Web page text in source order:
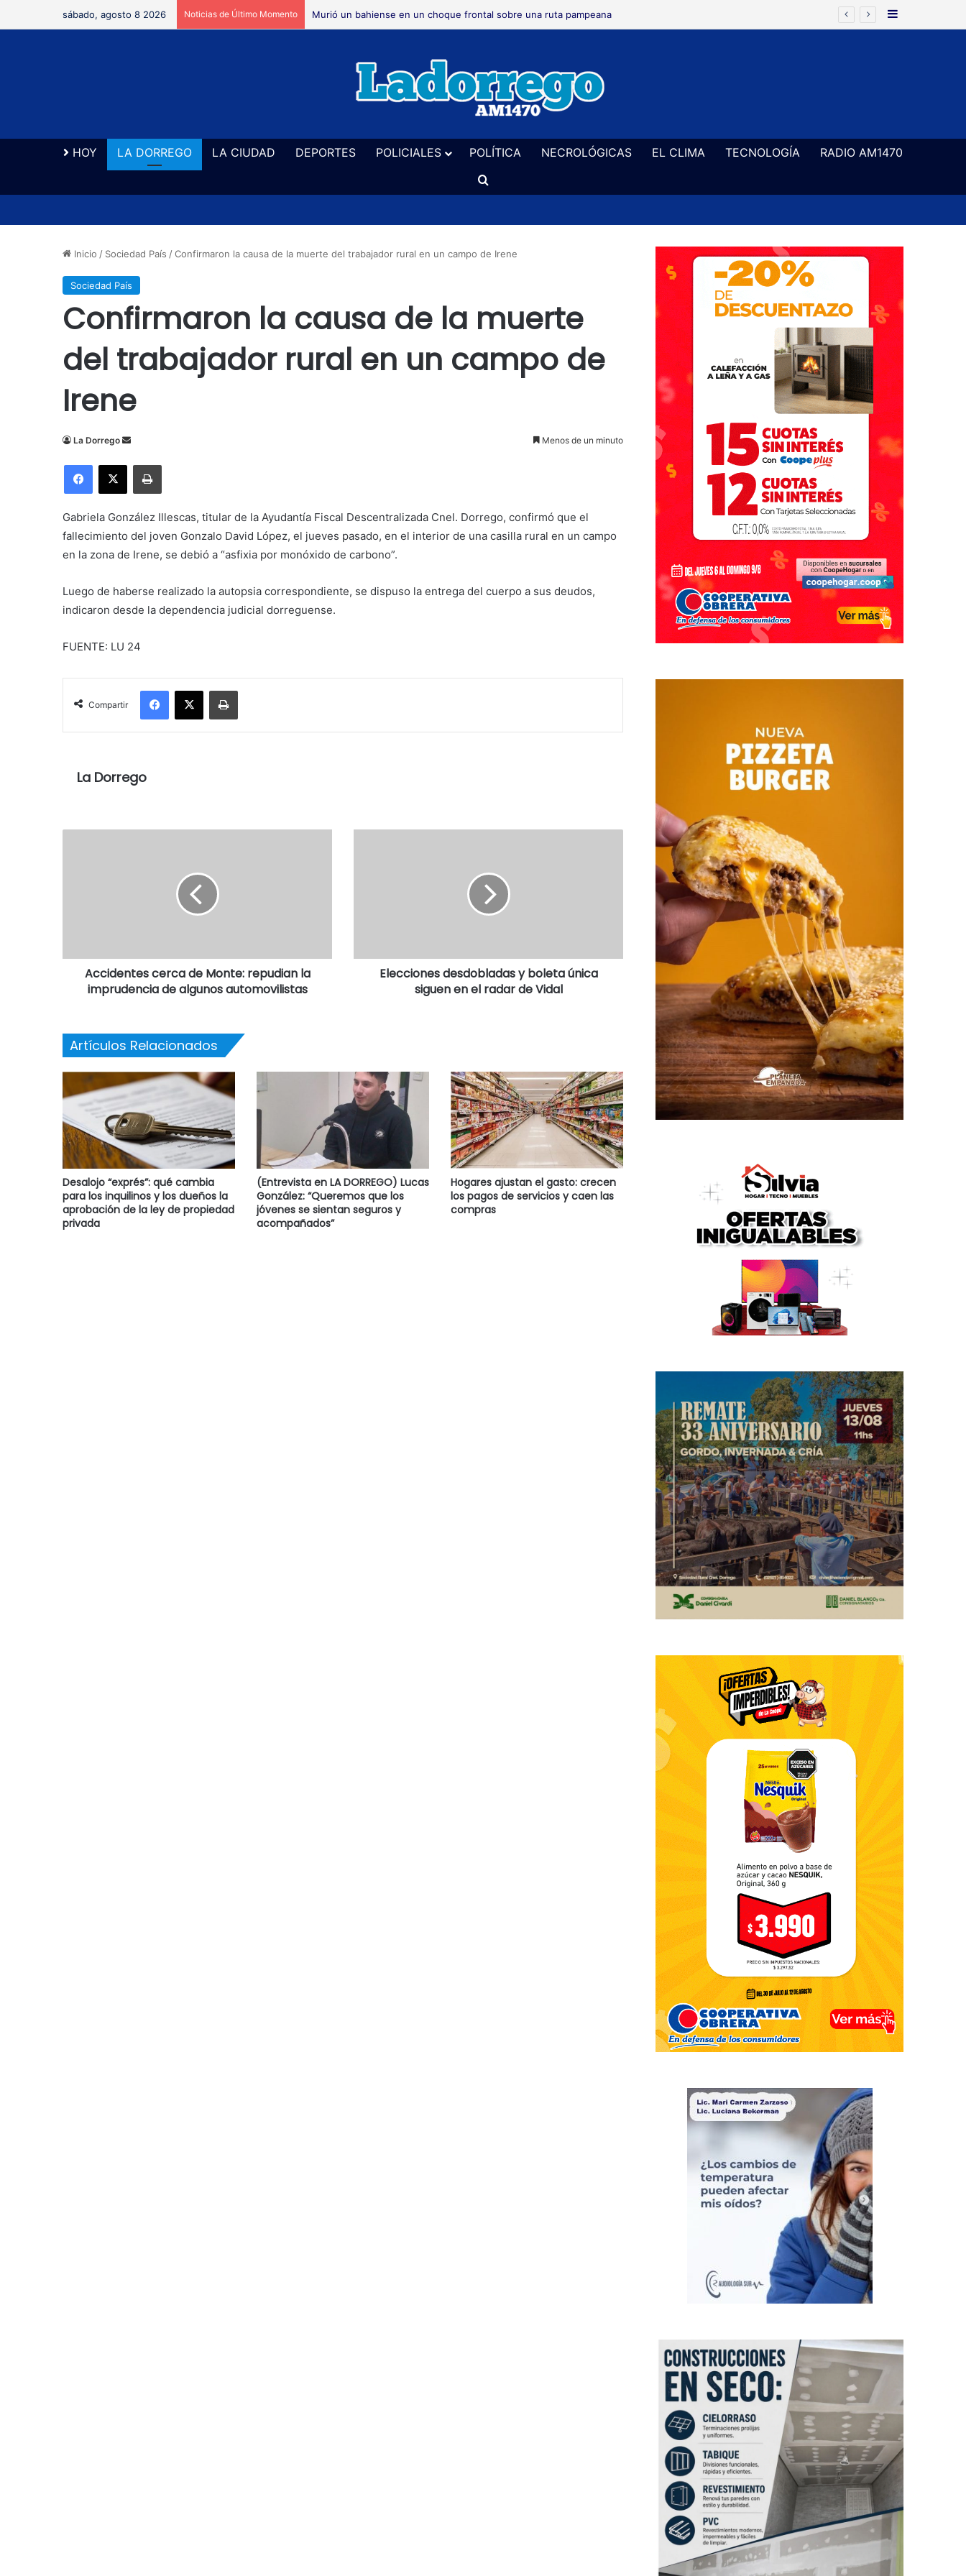
sábado, agosto 8 2026 Noticias de Último Momento Murió un bahiense en un choque frontal sobre una ruta pampeana Barra Lateral
HOY LA DORREGO LA CIUDAD DEPORTES POLICIALES POLÍTICA NECROLÓGICAS EL CLIMA TECNOLOGÍA
RADIO AM1470
Buscar
Inicio / Sociedad País /Confirmaron la causa de la muerte del trabajador rural en un campo de Irene
Sociedad País
Confirmaron la causa de la muerte
del trabajador rural en un campo de
Irene
La Dorrego
Send
email
Menos de un minuto
Facebook
X Imprimir
Gabriela González Illescas, titular de la Ayudantía Fiscal Descentralizada Cnel. Dorrego, confirmó que el
fallecimiento del joven Gonzalo David López, el jueves pasado, en el interior de una casilla rural en un campo
en la zona de Irene, se debió a “asfixia por monóxido de carbono”.
Luego de haberse realizado la autopsia correspondiente, se dispuso la entrega del cuerpo a sus deudos,
indicaron desde la dependencia judicial dorreguense.
FUENTE: LU 24
Compartir
Facebook
X Imprimir
La Dorrego
Accidentes cerca de Monte: repudian la
imprudencia de algunos automovilistas
Elecciones desdobladas y boleta única
siguen en el radar de Vidal
Artículos Relacionados
Desalojo “exprés”: qué cambia
para los inquilinos y los dueños la
aprobación de la ley de propiedad
privada
(Entrevista en LA DORREGO) Lucas
González: “Queremos que los
jóvenes se sientan seguros y
acompañados”
Hogares ajustan el gasto: crecen
los pagos de servicios y caen las
compras